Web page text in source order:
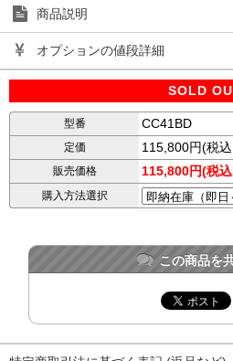
商品説明
オプションの値段詳細
SOLD
型番 CC41BD
定価 115,800円(税
販売価格 115,800円(税
購入方法選択
この商品を